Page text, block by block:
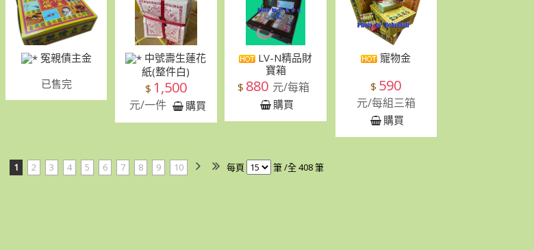
冤親債主金
已售完
中號壽生蓮花
紙(整件白)
$ 1,500
元/一件 購買
LV-N精品財
寶箱
$ 880 元/每箱
購買
寵物金
$ 590
元/每組三箱
購買
1 2 3 4 5 6 7 8 9 10 每頁 筆 /全 408 筆